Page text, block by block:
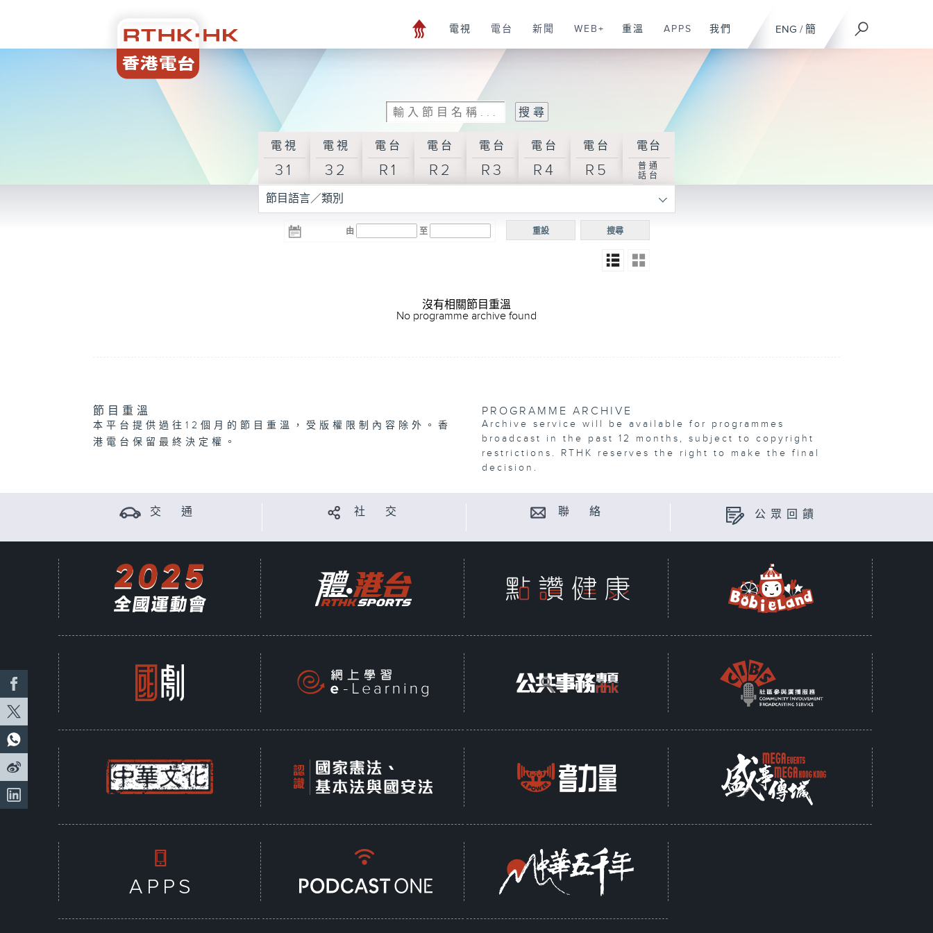
ENG / 簡
電視 電台 新聞 WEB+ 重溫 APPS 我們
電視
31
電視
32
電台
R1
電台
R2
電台
R3
電台
R4
電台
R5
電台
普通
話台
節目語言／類別
由 至 搜尋
重設
沒有相關節目重溫
No programme archive found
節目重溫
本平台提供過往12個月的節目重溫，受版權限制內容除外。香
港電台保留最終決定權。
PROGRAMME ARCHIVE
Archive service will be available for programmes
broadcast in the past 12 months, subject to copyright
restrictions. RTHK reserves the right to make the final
decision.
交 通 社 交 聯 絡 公眾回饋